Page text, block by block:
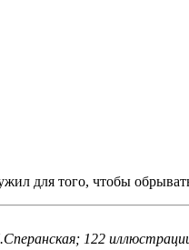
для того, чтобы
122